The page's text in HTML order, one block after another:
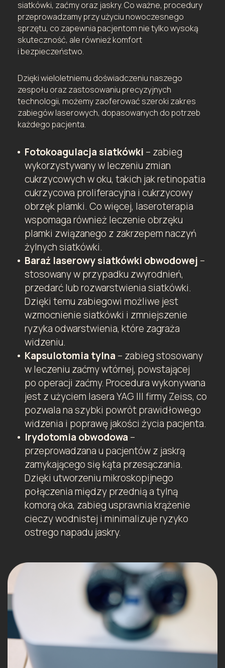
siatkówki, zaćmy oraz jaskry. Co ważne, procedury
przeprowadzamy przy użyciu nowoczesnego
sprzętu, co zapewnia pacjentom nie tylko wysoką
skuteczność, ale również komfort
i bezpieczeństwo.
Dzięki wieloletniemu doświadczeniu naszego
zespołu oraz zastosowaniu precyzyjnych
technologii, możemy zaoferować szeroki zakres
zabiegów laserowych, dopasowanych do potrzeb
każdego pacjenta.
Fotokoagulacja siatkówki – zabieg
wykorzystywany w leczeniu zmian
cukrzycowych w oku, takich jak retinopatia
cukrzycowa proliferacyjna i cukrzycowy
obrzęk plamki. Co więcej, laseroterapia
wspomaga również leczenie obrzęku
plamki związanego z zakrzepem naczyń
żylnych siatkówki.
Baraż laserowy siatkówki obwodowej –
stosowany w przypadku zwyrodnień,
przedarć lub rozwarstwienia siatkówki.
Dzięki temu zabiegowi możliwe jest
wzmocnienie siatkówki i zmniejszenie
ryzyka odwarstwienia, które zagraża
widzeniu.
Kapsulotomia tylna – zabieg stosowany
w leczeniu zaćmy wtórnej, powstającej
po operacji zaćmy. Procedura wykonywana
jest z użyciem lasera YAG III firmy Zeiss, co
pozwala na szybki powrót prawidłowego
widzenia i poprawę jakości życia pacjenta.
Irydotomia obwodowa –
przeprowadzana u pacjentów z jaskrą
zamykającego się kąta przesączania.
Dzięki utworzeniu mikroskopijnego
połączenia między przednią a tylną
komorą oka, zabieg usprawnia krążenie
cieczy wodnistej i minimalizuje ryzyko
ostrego napadu jaskry.